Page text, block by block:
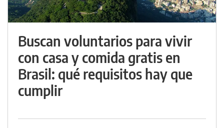
Buscan voluntarios para vivir
con casa y comida gratis en
Brasil: qué requisitos hay que
cumplir